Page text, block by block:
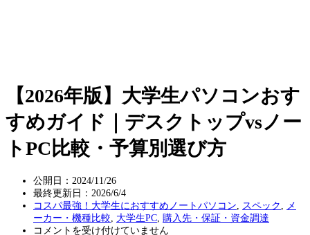
【2026年版】大学生パソコンおす
すめガイド｜デスクトップvsノー
トPC比較・予算別選び方
公開日：2024/11/26
最終更新日： 2026/6/4
コスパ最強！大学生におすすめノートパソコン
スペック
メ
ーカー・機種比較
大学生PC 購入先・保証・資金調達
【2026
コメントを受け付けていません